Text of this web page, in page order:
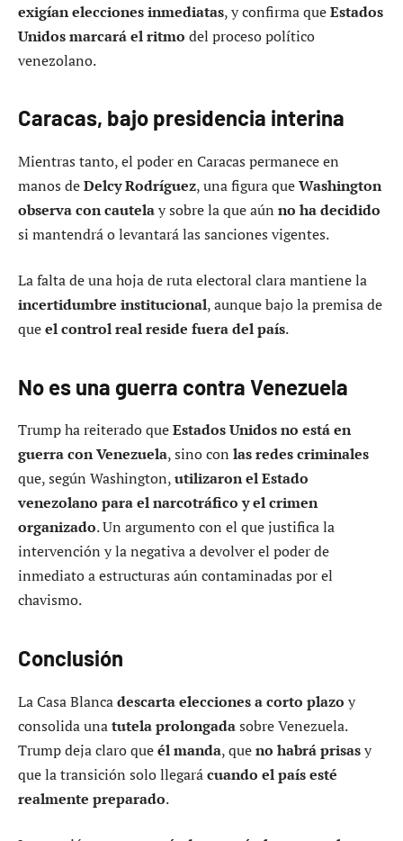
exigían elecciones inmediatas, y confirma queEstados
Unidos marcará el ritmo del proceso político
venezolano.
Caracas, bajo presidencia interina
Mientras tanto, el poder en Caracas permanece en
manos deDelcy Rodríguez, una figura queWashington
observa con cautelay sobre la que aún no ha decidido
si mantendrá o levantará las sanciones vigentes.
La falta de una hoja de ruta electoral clara mantiene la
incertidumbre institucional, aunque bajo la premisa de
queel control real reside fuera del país.
No es una guerra contra Venezuela
Trump ha reiterado queEstados Unidos no está en
guerra con Venezuela, sino con las redes criminales
que, según Washington,utilizaron el Estado
venezolano para el narcotráfico y el crimen
organizado. Un argumento con el que justifica la
intervención y la negativa a devolver el poder de
inmediato a estructuras aún contaminadas por el
chavismo.
Conclusión
La Casa Blancadescarta elecciones a corto plazo y
consolida unatutela prolongadasobre Venezuela.
Trump deja claro queél manda, queno habrá prisasy
que la transición solo llegarácuando el país esté
realmente preparado.